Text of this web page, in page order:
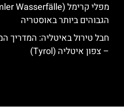
הגבוהים ביותר באוסטריה
חבל טירול באיטליה: המדריך
– צפון איטליה (Tyrol)